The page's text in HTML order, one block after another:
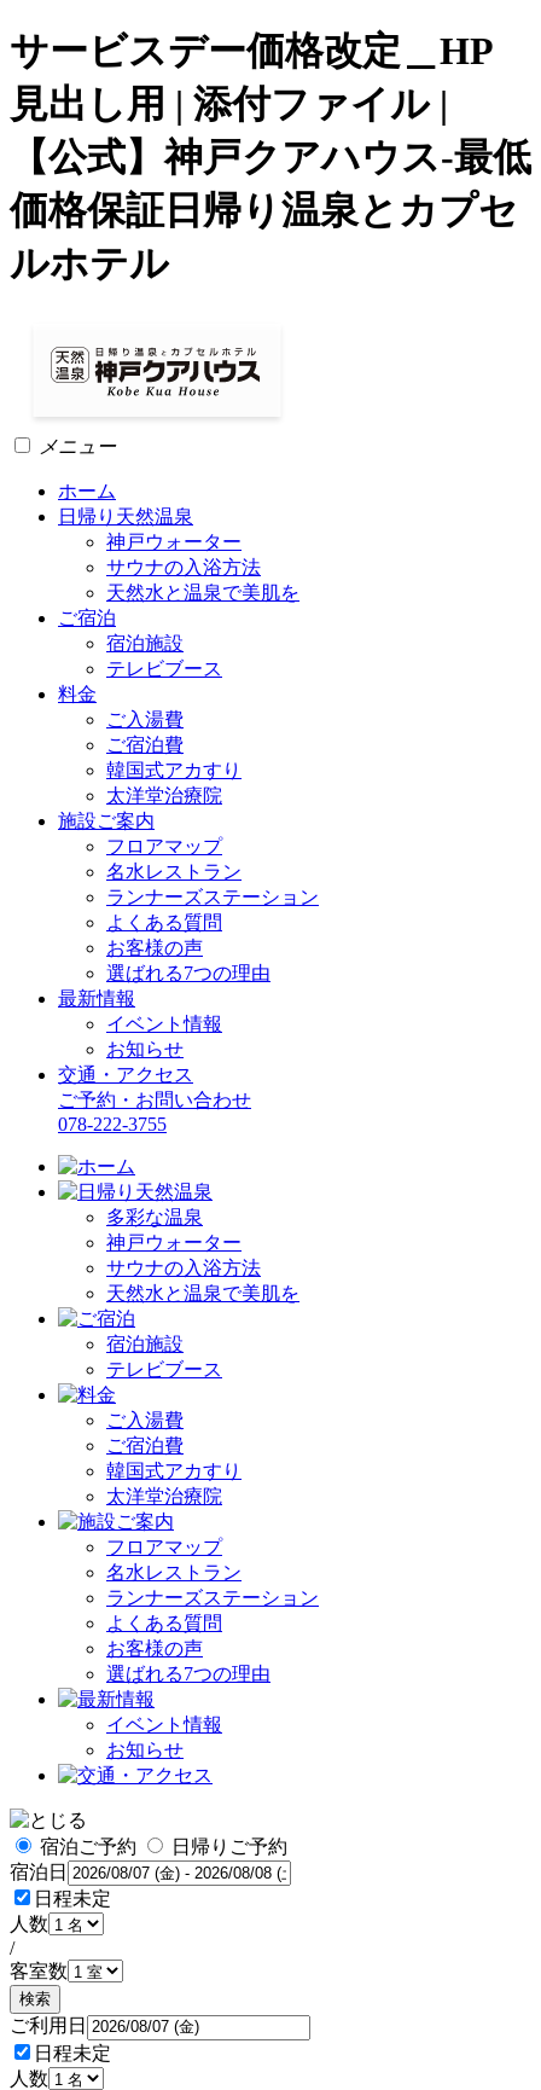
サービスデー価格改定＿HP
見出し用 | 添付ファイル |
【公式】神戸クアハウス-最低
価格保証日帰り温泉とカプセ
ルホテル
メニュー
ホーム
日帰り天然温泉
神戸ウォーター
サウナの入浴方法
天然水と温泉で美肌を
ご宿泊
宿泊施設
テレビブース
料金
ご入湯費
ご宿泊費
韓国式アカすり
太洋堂治療院
施設ご案内
フロアマップ
名水レストラン
ランナーズステーション
よくある質問
お客様の声
選ばれる7つの理由
最新情報
イベント情報
お知らせ
交通・アクセス
ご予約・お問い合わせ
078-222-3755
多彩な温泉
神戸ウォーター
サウナの入浴方法
天然水と温泉で美肌を
宿泊施設
テレビブース
ご入湯費
ご宿泊費
韓国式アカすり
太洋堂治療院
フロアマップ
名水レストラン
ランナーズステーション
よくある質問
お客様の声
選ばれる7つの理由
イベント情報
お知らせ
宿泊ご予約
日帰りご予約
宿泊日
日程未定
人数
/
客室数
検索
ご利用日
日程未定
人数